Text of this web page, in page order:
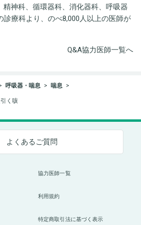
精神科、循環器科、消化器科、呼吸器
診療科より、のべ8,000人以上の医師が
Q&A協力医師一覧へ
呼吸器・喘息 喘息
く咳
よくあるご質問
協力医師一覧
利用規約
特定商取引法に基づく表示